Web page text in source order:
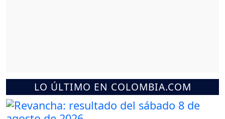
LO ÚLTIMO EN COLOMBIA.COM